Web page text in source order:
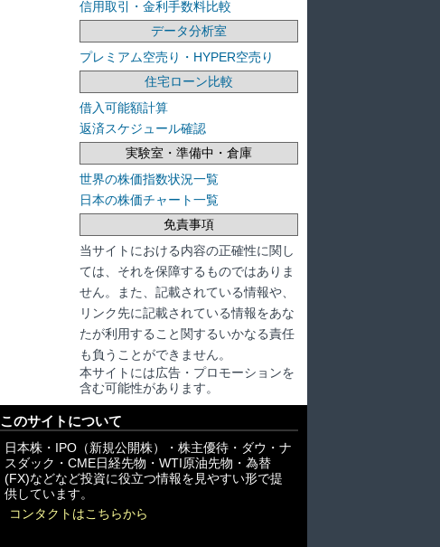
信用取引・金利手数料比較
データ分析室
プレミアム空売り・HYPER空売り
住宅ローン比較
借入可能額計算
返済スケジュール確認
実験室・準備中・倉庫
世界の株価指数状況一覧
日本の株価チャート一覧
免責事項
当サイトにおける内容の正確性に関し
ては、それを保障するものではありま
せん。また、記載されている情報や、
リンク先に記載されている情報をあな
たが利用すること関するいかなる責任
も負うことができません。
本サイトには広告・プロモーションを
含む可能性があります。
このサイトについて
日本株・IPO（新規公開株）・株主優待・ダウ・ナ
スダック・CME日経先物・WTI原油先物・為替
(FX)などなど投資に役立つ情報を見やすい形で提
供しています。
コンタクトはこちらから